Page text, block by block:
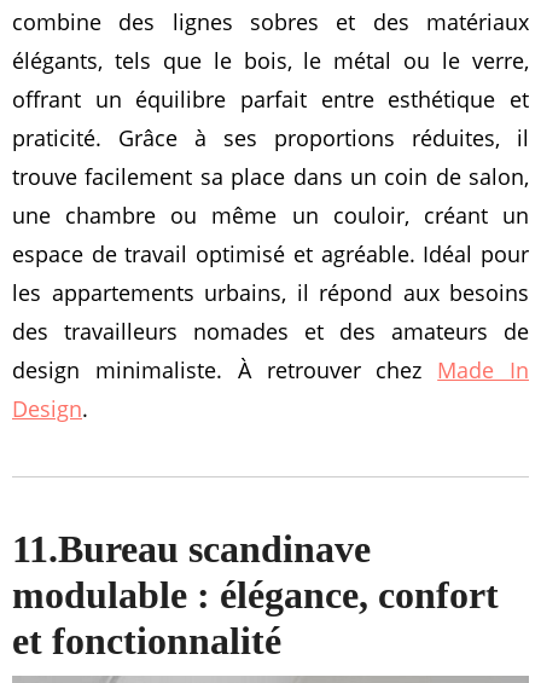
combine des lignes sobres et des matériaux
élégants, tels que le bois, le métal ou le verre,
offrant un équilibre parfait entre esthétique et
praticité. Grâce à ses proportions réduites, il
trouve facilement sa place dans un coin de salon,
une chambre ou même un couloir, créant un
espace de travail optimisé et agréable. Idéal pour
les appartements urbains, il répond aux besoins
des travailleurs nomades et des amateurs de
design minimaliste. À retrouver chez Made In
Design.
11.Bureau scandinave
modulable : élégance, confort
et fonctionnalité